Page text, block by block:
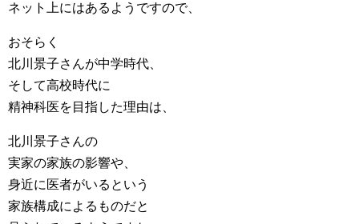
ネット上にはあるようですので、
おそらく
北川景子さんが中学時代、
そして高校時代に
精神科医を目指した理由は、
北川景子さんの
実家の家族の影響や、
身近に医者がいるという
家族構成によるものだと